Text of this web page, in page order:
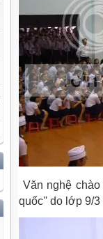
Văn nghệ
quốc'' do lớp 9/3